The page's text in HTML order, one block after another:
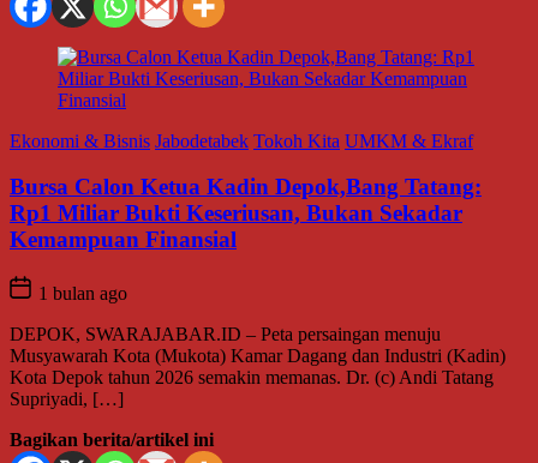
Ekonomi & Bisnis Jabodetabek Tokoh Kita UMKM & Ekraf
Bursa Calon Ketua Kadin Depok,Bang Tatang:
Rp1 Miliar Bukti Keseriusan, Bukan Sekadar
Kemampuan Finansial
1 bulan ago
DEPOK, SWARAJABAR.ID – Peta persaingan menuju
Musyawarah Kota (Mukota) Kamar Dagang dan Industri (Kadin)
Kota Depok tahun 2026 semakin memanas. Dr. (c) Andi Tatang
Supriyadi, […]
Bagikan berita/artikel ini